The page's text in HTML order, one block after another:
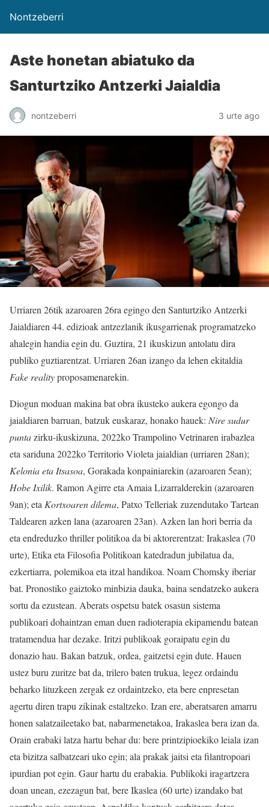
Nontzeberri
Aste honetan abiatuko da
Santurtziko Antzerki Jaialdia
nontzeberri 3 urte ago
Urriaren 26tik azaroaren 26ra egingo den Santurtziko Antzerki
Jaialdiaren 44. edizioak antzezlanik ikusgarrienak programatzeko
ahalegin handia egin du. Guztira, 21 ikuskizun antolatu dira
publiko guztiarentzat. Urriaren 26an izango da lehen ekitaldia
Fake realityproposamenarekin.
Diogun moduan makina bat obra ikusteko aukera egongo da
jaialdiaren barruan, batzuk euskaraz, honako hauek: Nire sudur
puntazirku-ikuskizuna, 2022ko Trampolino Vetrinaren irabazlea
eta sariduna 2022ko Territorio Violeta jaialdian (urriaren 28an);
Kelonia eta Itsasoa, Gorakada konpainiarekin (azaroaren 5ean);
Hobe Ixilik. Ramon Agirre eta Amaia Lizarralderekin (azaroaren
9an); etaKortxoaren dilema, Patxo Telleriak zuzendutako Tartean
Taldearen azken lana (azaroaren 23an). Azken lan hori berria da
eta endreduzko thriller politikoa da bi aktorerentzat: Irakaslea (70
urte), Etika eta Filosofia Politikoan katedradun jubilatua da,
ezkertiarra, polemikoa eta itzal handikoa. Noam Chomsky iberiar
bat. Pronostiko gaiztoko minbizia dauka, baina sendatzeko aukera
sortu da ezustean. Aberats ospetsu batek osasun sistema
publikoari dohaintzan eman duen radioterapia ekipamendu batean
tratamendua har dezake. Iritzi publikoak goraipatu egin du
donazio hau. Bakan batzuk, ordea, gaitzetsi egin dute. Hauen
ustez buru zuritze bat da, trilero baten trukua, legez ordaindu
beharko lituzkeen zergak ez ordaintzeko, eta bere enpresetan
agertu diren trapu zikinak estaltzeko. Izan ere, aberatsaren amarru
honen salatzaileetako bat, nabarmenetakoa, Irakaslea bera izan da.
Orain erabaki latza hartu behar du: bere printzipioekiko leiala izan
eta bizitza salbatzeari uko egin; ala prakak jaitsi eta filantropoari
ipurdian pot egin. Gaur hartu du erabakia. Publikoki iragartzera
doan unean, ezezagun bat, bere Ikaslea (60 urte) izandako bat